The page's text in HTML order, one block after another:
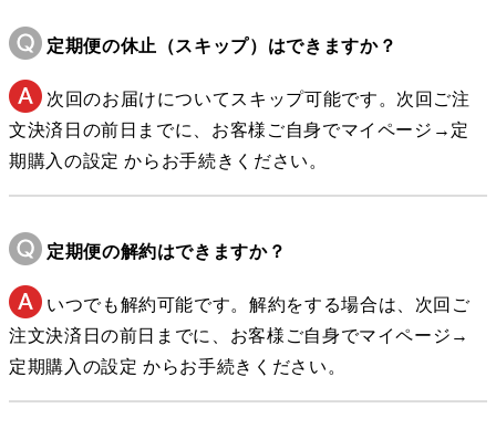
定期便の休止（スキップ）はできますか？
次回のお届けについてスキップ可能です。次回ご注
文決済日の前日までに、お客様ご自身でマイページ→定
期購入の設定 からお手続きください。
定期便の解約はできますか？
いつでも解約可能です。解約をする場合は、次回ご
注文決済日の前日までに、お客様ご自身でマイページ→
定期購入の設定 からお手続きください。